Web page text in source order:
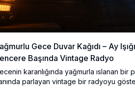
Gece Duvar Kağıdı – Ay
Başında Vintage Radyo
karanlığında yağmurla ıslanan bir
parlayan vintage bir radyoyu